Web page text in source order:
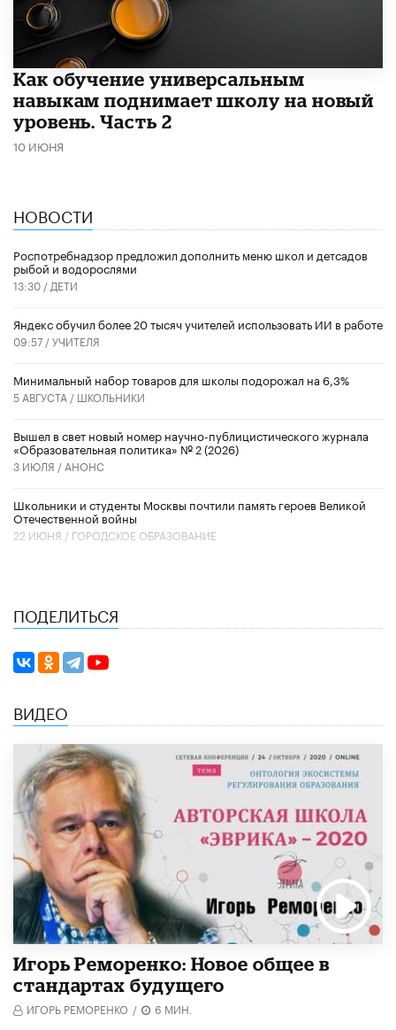
​Как обучение универсальным
навыкам поднимает школу на новый
уровень. Часть 2
10 ИЮНЯ
НОВОСТИ
Роспотребнадзор предложил дополнить меню школ и детсадов
рыбой и водорослями
13:30 / ДЕТИ
​Яндекс обучил более 20 тысяч учителей использовать ИИ в работе
09:57 /УЧИТЕЛЯ
Минимальный набор товаров для школы подорожал на 6,3%
5 АВГУСТА / ШКОЛЬНИКИ
Вышел в свет новый номер научно-публицистического журнала
«Образовательная политика» № 2 (2026)
3 ИЮЛЯ / АНОНС
Школьники и студенты Москвы почтили память героев Великой
Отечественной войны
22 ИЮНЯ / ГОРОДСКОЕ ОБРАЗОВАНИЕ
ПОДЕЛИТЬСЯ
ВИДЕО
Игорь Реморенко: Новое общее в
стандартах будущего
ИГОРЬ РЕМОРЕНКО / 6 МИН.